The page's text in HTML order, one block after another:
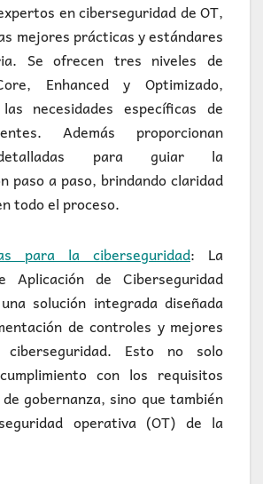
en ciberseguridad de OT,
mejores prácticas y estándares
Se ofrecen tres niveles de
Enhanced y Optimizado,
necesidades específicas de
Además proporcionan
para guiar la
paso a paso, brindando claridad
todo el proceso.
para la ciberseguridad: La
Aplicación de Ciberseguridad
solución integrada diseñada
de controles y mejores
Esto no solo
con los requisitos
gobernanza, sino que también
operativa (OT) de la